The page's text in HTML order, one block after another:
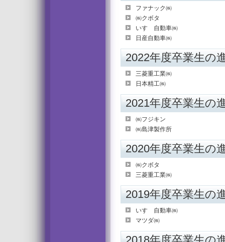
ファナック㈱
㈱クボタ
いすゞ自動車㈱
日産自動車㈱
2022年度卒業生の
三菱重工業㈱
日本精工㈱
2021年度卒業生の
㈱フジキン
㈱島津製作所
2020年度卒業生の
㈱クボタ
三菱重工業㈱
2019年度卒業生の
いすゞ自動車㈱
マツダ㈱